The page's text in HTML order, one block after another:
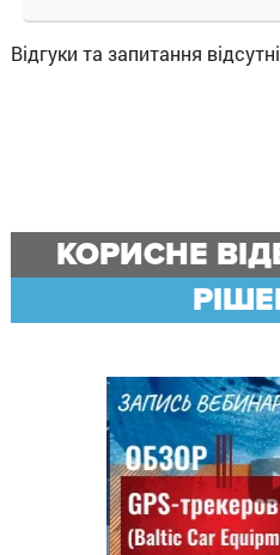
Відгуки та запитання
КОРИСНЕ